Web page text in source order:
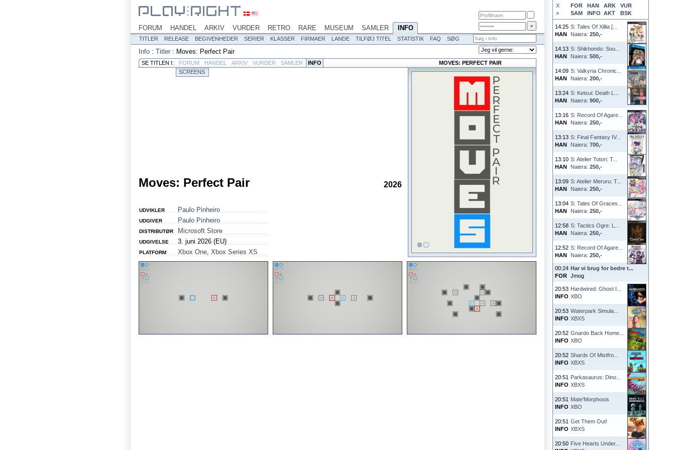
X FOR HAN ARK
VUR
»
SAM INFO AKT BSK
14:25
HAN
S: Tales Of Xillia [...
Naiera: 250,-
14:13
HAN
S: Shikhondo: Sou...
Naiera: 500,-
14:09
HAN
S: Valkyria Chronic...
Naiera: 200,-
13:24
HAN
S: Ketsui: Death L...
Naiera: 900,-
13:16
HAN
S: Record Of Agare...
Naiera: 250,-
13:13
HAN
S: Final Fantasy IV...
Naiera: 700,-
13:10
HAN
S: Atelier Totori: T...
Naiera: 250,-
13:09
HAN
S: Atelier Meruru: T...
Naiera: 250,-
13:04
HAN
S: Tales Of Graces...
Naiera: 250,-
12:58
HAN
S: Tactics Ogre: L...
Naiera: 250,-
12:52
HAN
S: Record Of Agare...
Naiera: 250,-
00:24
FOR
Har vi brug for bedre t...
Jmog
20:53
INFO
Hardwired: Ghost I...
XBO
20:53
INFO
Waterpark Simula...
XBXS
20:52
INFO
Gnardo Back Home...
XBO
20:52
INFO
Shards Of Mistfro...
XBXS
20:51
INFO
Parkasaurus: Dino...
XBXS
20:51
INFO
Mate'Morphosis
XBO
20:51
INFO
Get Them Out!
XBXS
20:50 Five Hearts Under...
FORUM HANDEL ARKIV VURDER RETRO RARE MUSEUM SAMLER INFO
TITLER RELEASE BEGIVENHEDER SERIER KLASSER FIRMAER LANDE TILFØJ TITEL STATISTIK FAQ SØG
Info : Titler : Moves: Perfect Pair
SE TITLEN I: FORUM HANDEL ARKIV VURDER SAMLER INFO
MOVES: PERFECT PAIR
SCREENS
Moves: Perfect Pair 2026
UDVIKLER Paulo Pinheiro
UDGIVER Paulo Pinheiro
DISTRIBUTØR Microsoft Store
UDGIVELSE 3. juni 2026 (EU)
PLATFORM Xbox One, Xbox Series XS